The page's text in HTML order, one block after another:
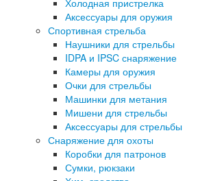
Холодная пристрелка
Аксессуары для оружия
Спортивная стрельба
Наушники для стрельбы
IDPA и IPSC снаряжение
Камеры для оружия
Очки для стрельбы
Машинки для метания
Мишени для стрельбы
Аксессуары для стрельбы
Снаряжение для охоты
Коробки для патронов
Сумки, рюкзаки